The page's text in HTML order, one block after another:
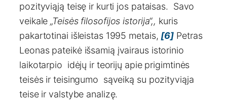
pozityviąją teisę ir kurti jos pataisas. Savo
veikale „Teisės filosofijos istorija“,, kuris
pakartotinai išleistas 1995 metais, [6] Petras
Leonas pateikė išsamią įvairaus istorinio
laikotarpio idėjų ir teorijų apie prigimtinės
teisės ir teisingumo sąveiką su pozityviąja
teise ir valstybe analizę.